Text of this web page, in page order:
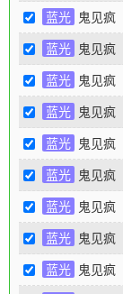
蓝光 鬼见疯
蓝光 鬼见疯
蓝光 鬼见疯
蓝光 鬼见疯
蓝光 鬼见疯
蓝光 鬼见疯
蓝光 鬼见疯
蓝光 鬼见疯
蓝光 鬼见疯